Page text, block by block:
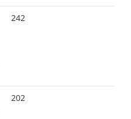
242
202